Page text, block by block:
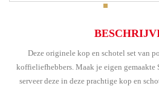
Deze originele kop en schotel set van
koffieliefhebbers. Maak je eigen gemaakte
serveer deze in deze prachtige kop en